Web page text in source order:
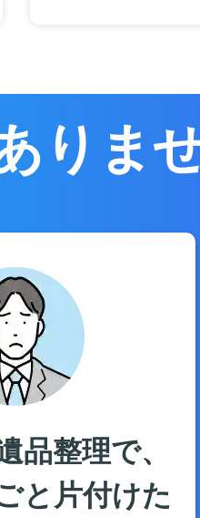
りま
品整理で、
と片付けた